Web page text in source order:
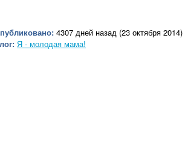
4307 дней назад (23 октября 2014)
Я - молодая мама!